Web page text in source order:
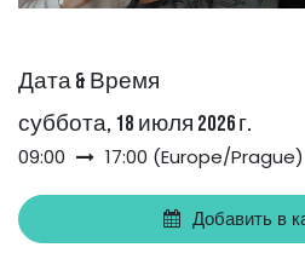
Дата & Время
суббота, 18 июля 2026 г.
09:00 17:00 (Europe/Prague)
Добавить в